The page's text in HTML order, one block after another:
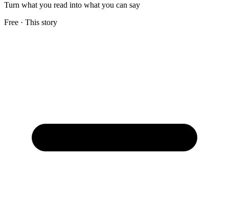
Turn what you read into what you can say
Free · This story